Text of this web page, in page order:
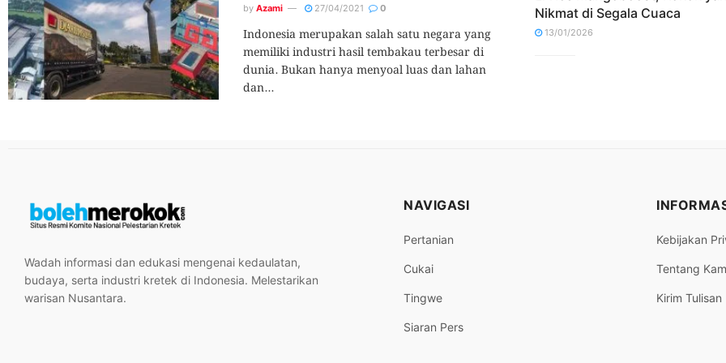
by Azami 27/04/2021 0
Indonesia merupakan salah satu negara yang
memiliki industri hasil tembakau terbesar di
dunia. Bukan hanya menyoal luas dan lahan
dan...
Nikmat di Segala Cuaca
13/01/2026
Wadah informasi dan edukasi mengenai kedaulatan,
budaya, serta industri kretek di Indonesia. Melestarikan
warisan Nusantara.
NAVIGASI
Pertanian
Cukai
Tingwe
Siaran Pers
Kebijakan
Tentang
Kirim Tulisan